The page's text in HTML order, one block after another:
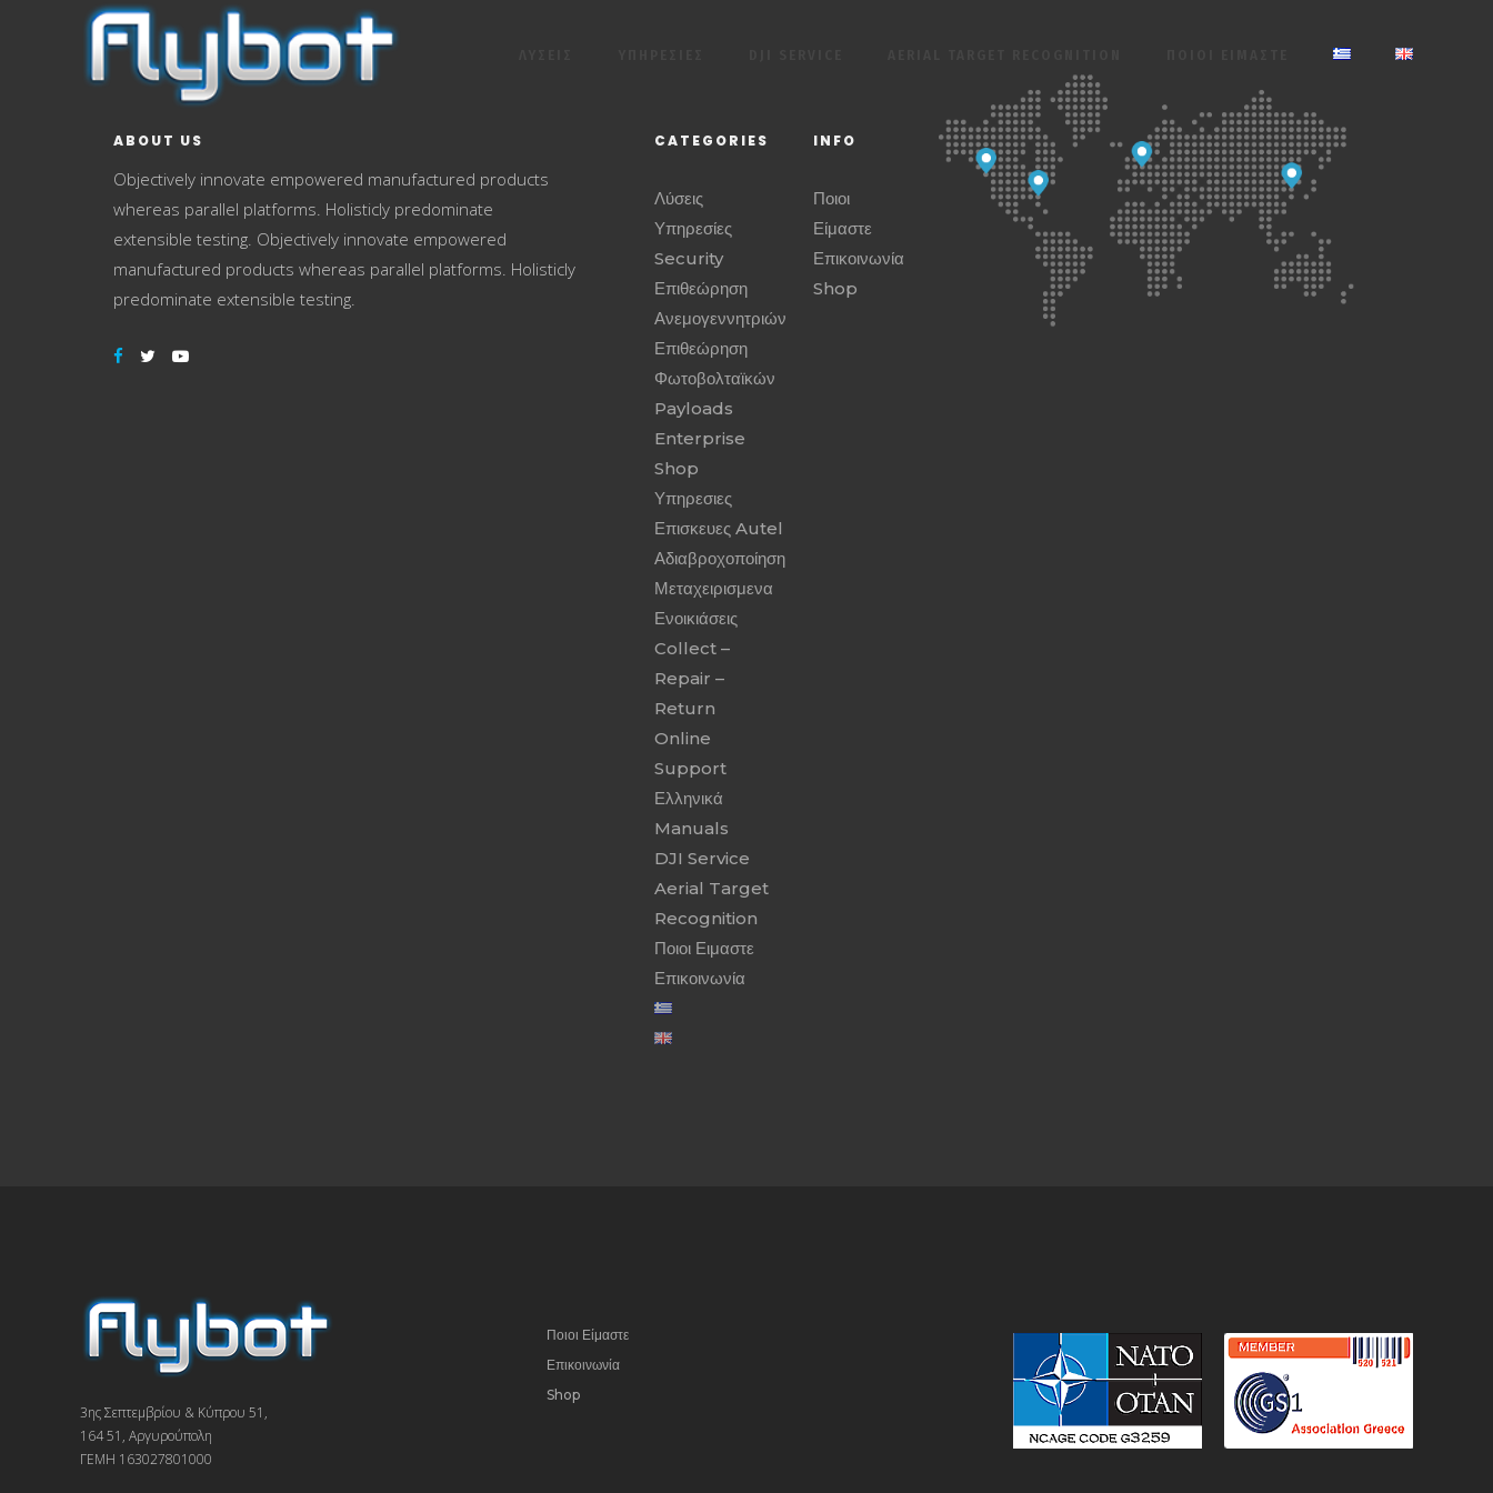
ABOUT US
Objectively innovate empowered manufactured products
whereas parallel platforms. Holisticly predominate
extensible testing. Objectively innovate empowered
manufactured products whereas parallel platforms. Holisticly
predominate extensible testing.
CATEGORIES
Λύσεις
Υπηρεσίες
Security
Επιθεώρηση
Ανεμογεννητριών
Επιθεώρηση
Φωτοβολταϊκών
Payloads
Enterprise
Shop
Υπηρεσιες
Επισκευες Autel
Αδιαβροχοποίηση
Μεταχειρισμενα
Ενοικιάσεις
Collect –
Repair –
Return
Online
Support
Ελληνικά
Manuals
DJI Service
Aerial Target
Recognition
Ποιοι Ειμαστε
Επικοινωνία
INFO
Ποιοι
Είμαστε
Επικοινωνία
Shop
3ης Σεπτεμβρίου & Κύπρου 51,
164 51, Αργυρούπολη
ΓΕΜΗ 163027801000
Ποιοι Είμαστε
Επικοινωνία
Shop